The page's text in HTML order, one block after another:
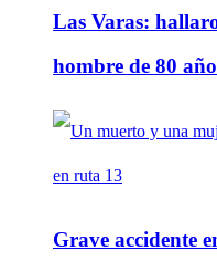
Las Varas:
hombre de 80
Grave accidente